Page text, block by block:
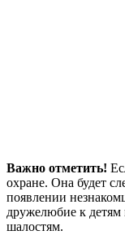
Важно отметить!
охране. Она будет
появлении
дружелюбие к детям
шалостям.